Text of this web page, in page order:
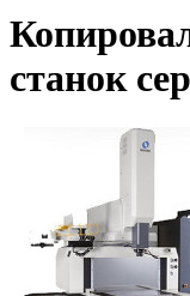
станок